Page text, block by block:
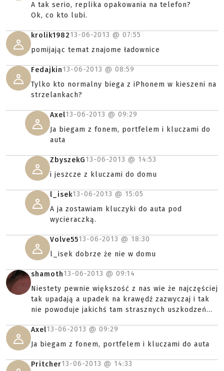
A tak serio, replika opakowania na telefon?
Ok, co kto lubi.
krolik198213-06-2013 @ 07:55
pomijając temat znajome ładownice
Fedajkin13-06-2013 @ 08:59
Tylko kto normalny biega z iPhonem w kieszeni na
strzelankach?
Axel13-06-2013 @ 09:29
Ja biegam z fonem, portfelem i kluczami do
auta
ZbyszekG13-06-2013 @ 14:53
i jeszcze z kluczami do domu
l_isek13-06-2013 @ 15:05
A ja zostawiam kluczyki do auta pod
wycieraczką.
Volve5513-06-2013 @ 18:30
l_isek dobrze że nie w domu
shamoth13-06-2013 @ 09:14
Niestety pewnie większość z nas wie że najczęściej
tak upadają a upadek na krawędź zazwyczaj i tak
nie powoduje jakichś tam strasznych uszkodzeń...
Axel13-06-2013 @ 09:29
Ja biegam z fonem, portfelem i kluczami do auta
Pritcher13-06-2013 @ 14:33